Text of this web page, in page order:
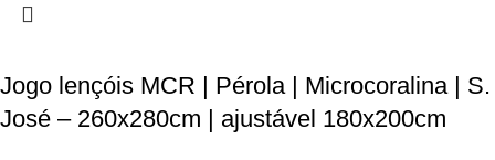
Jogo lençóis MCR | Pérola | Microcoralina | S.
José – 260x280cm | ajustável 180x200cm